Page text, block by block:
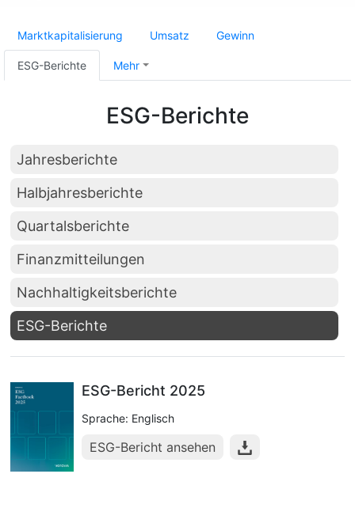
Marktkapitalisierung Umsatz Gewinn
ESG-Berichte Mehr
ESG-Berichte
Jahresberichte
Halbjahresberichte
Quartalsberichte
Finanzmitteilungen
Nachhaltigkeitsberichte
ESG-Berichte
ESG-Bericht 2025
Sprache: Englisch
ESG-Bericht ansehen